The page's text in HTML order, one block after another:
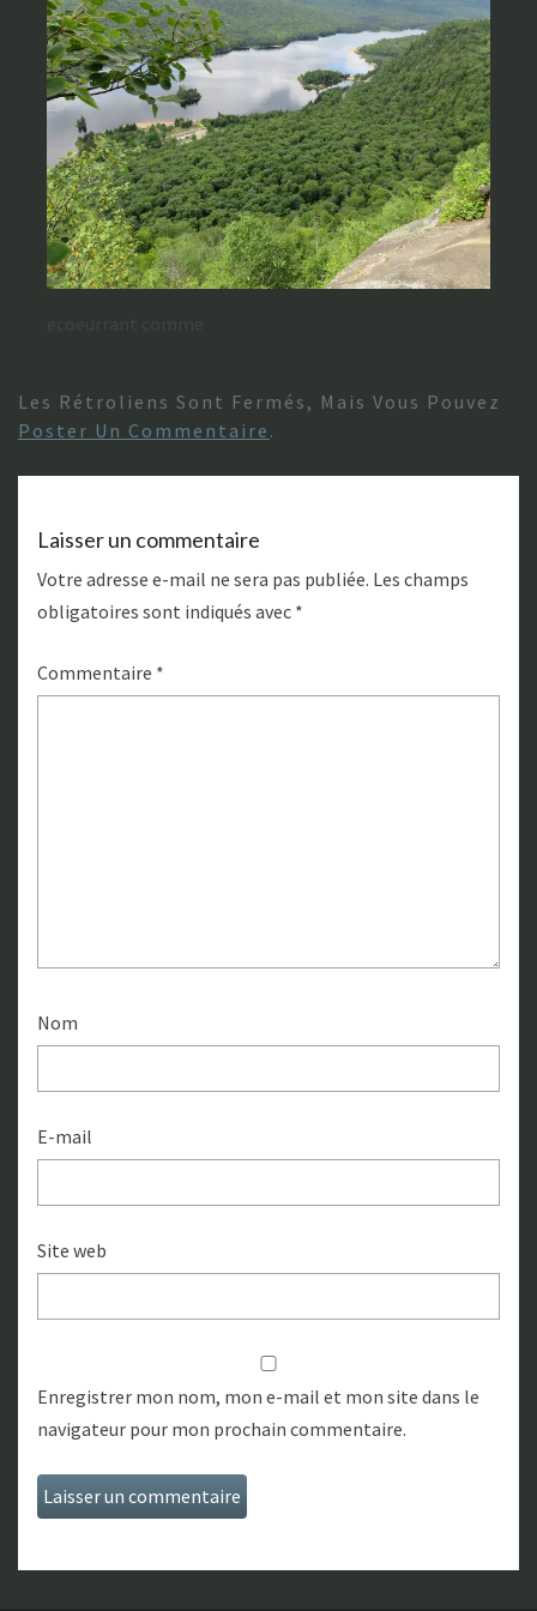
Les Rétroliens Sont Fermés, Mais Vous Pouvez
Poster Un Commentaire .
Laisser un commentaire
Votre adresse e-mail ne sera pas publiée. Les champs
obligatoires sont indiqués avec *
Commentaire *
Nom
E-mail
Site web
Enregistrer mon nom, mon e-mail et mon site dans le
navigateur pour mon prochain commentaire.